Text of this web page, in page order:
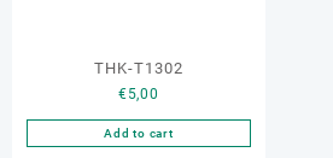
THK-T1302
€5,00
Add to cart